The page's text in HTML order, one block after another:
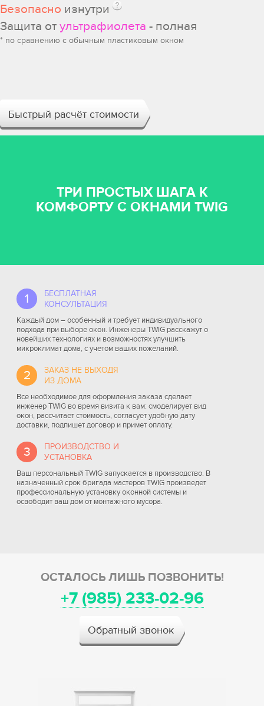
Безопасно изнутри
Защита от ультрафиолета - полная
* по сравнению с обычным пластиковым окном
Быстрый расчёт стоимости
ТРИ ПРОСТЫХ ШАГА К
КОМФОРТУ С ОКНАМИ TWIG
1
БЕСПЛАТНАЯ
КОНСУЛЬТАЦИЯ
Каждый дом – особенный и требует индивидуального
подхода при выборе окон. Инженеры TWIG расскажут о
новейших технологиях и возможностях улучшить
микроклимат дома, с учетом ваших пожеланий.
2
ЗАКАЗ НЕ ВЫХОДЯ
ИЗ ДОМА
Все необходимое для оформления заказа сделает
инженер TWIG во время визита к вам: смоделирует вид
окон, рассчитает стоимость, согласует удобную дату
доставки, подпишет договор и примет оплату.
3
ПРОИЗВОДСТВО И
УСТАНОВКА
Ваш персональный TWIG запускается в производство. В
назначенный срок бригада мастеров TWIG произведет
профессиональную установку оконной системы и
освободит ваш дом от монтажного мусора.
ОСТАЛОСЬ ЛИШЬ ПОЗВОНИТЬ!
+7 (985) 233-02-96
Обратный звонок